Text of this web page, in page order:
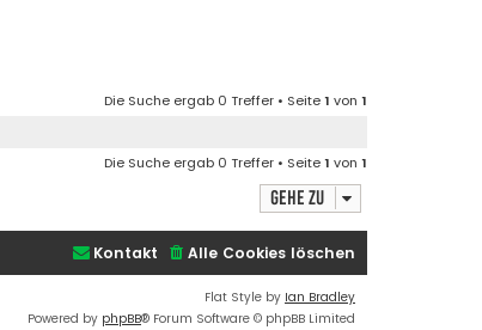
Die Suche ergab 0 Treffer • Seite1 von 1
Die Suche ergab 0 Treffer • Seite1 von 1
Gehe zu
Alle Cookies löschen
Kontakt
Flat Style by Ian Bradley
Powered by phpBB® Forum Software © phpBB Limited